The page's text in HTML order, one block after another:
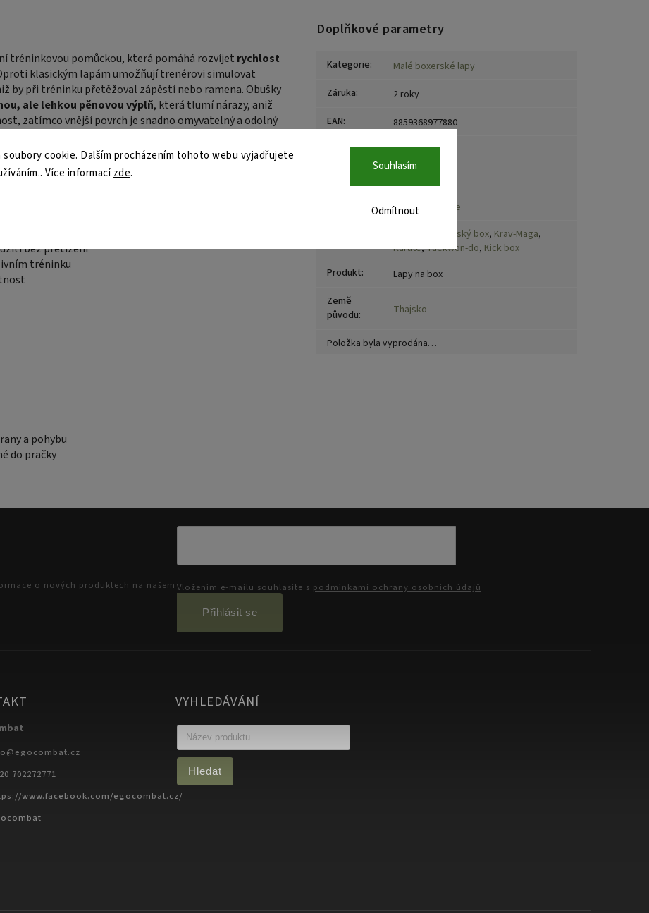
cookie. Dalším procházením tohoto webu vyjadřujete
Více informacízde.
Odmítnout
Souhlasím
tréninkovou pomůckou, která pomáhá rozvíjet rychlost
klasickým lapám umožňují trenérovi simulovat
by při tréninku přetěžoval zápěstí nebo ramena. Obušky
ale lehkou pěnovou výplň, která tlumí nárazy, aniž
zatímco vnější povrch je snadno omyvatelný a odolný
nebo práci na distanci. Perfektní nástroj pro trenéry
bez přetížení
tréninku
a pohybu
do pračky
Doplňkové parametry
Kategorie:
Malé boxerské lapy
Záruka:
2 roky
EAN:
8859368977880
Barva:
Černá
Syntetická kůže
Thajský box, Krav-Maga,
Karate,Taekwon-do, Kick box
Produkt:
Lapy na box
Země
původu: Thajsko
Položka byla vyprodána…
o nových produktech na našem Vložením e-mailu souhlasíte s podmínkami ochrany osobních údajů
Přihlásit se
@egocombat.cz
702272771
www.facebook.com/egocombat.cz/
VYHLEDÁVÁNÍ
Hledat